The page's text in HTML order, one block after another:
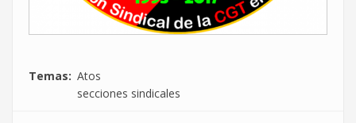
Temas
Atos
secciones sindicales